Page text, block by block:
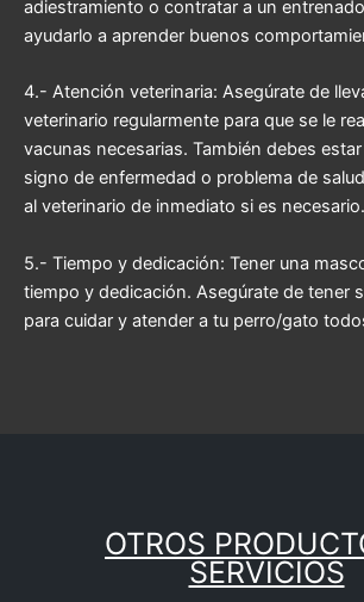
adiestramiento o contratar a un
ayudarlo a aprender buenos
4.- Atención veterinaria: Asegúrate de
veterinario regularmente para que se le
vacunas necesarias. También debes
signo de enfermedad o problema de
al veterinario de inmediato si es necesario.
5.- Tiempo y dedicación: Tener una
tiempo y dedicación. Asegúrate de tener
para cuidar y atender a tu perro/gato
OTROS
SERVICIOS